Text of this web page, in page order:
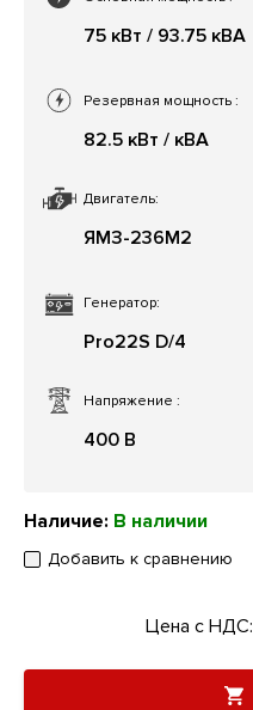
75 кВт / 93.75 кВА
Двигатель:
ЯМЗ-236М2
Напряжение :
400 В
Резервная мощность :
82.5 кВт / кВА
Генератор:
Pro22S D/4
Наличие: В наличии
Добавить к сравнению
Цена с НДС: